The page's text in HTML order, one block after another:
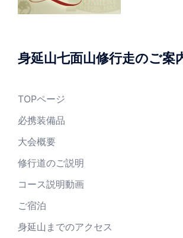
身延山七面山修行走のご案
TOPページ
必携装備品
大会概要
修行道のご説明
コース説明動画
ご宿泊
身延山までのアクセス